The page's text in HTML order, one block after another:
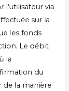
via
sur la
les fonds
Le débit
la
du
de la manière